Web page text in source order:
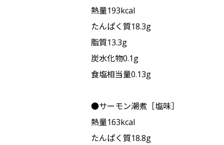
熱量193kcal
たんぱく質18.3g
脂質13.3g
炭水化物0.1g
食塩相当量0.13g
●サーモン潮煮［塩味］
熱量163kcal
たんぱく質18.8g